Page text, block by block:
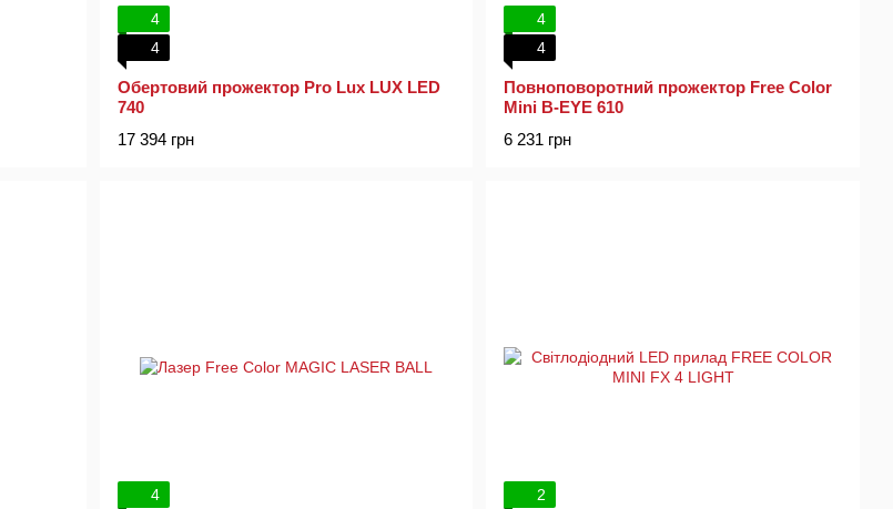
4
4
Обертовий прожектор Pro Lux LUX LED
740
17 394 грн
4
4
Повноповоротний прожектор Free Color
Mini B-EYE 610
6 231 грн
4
2